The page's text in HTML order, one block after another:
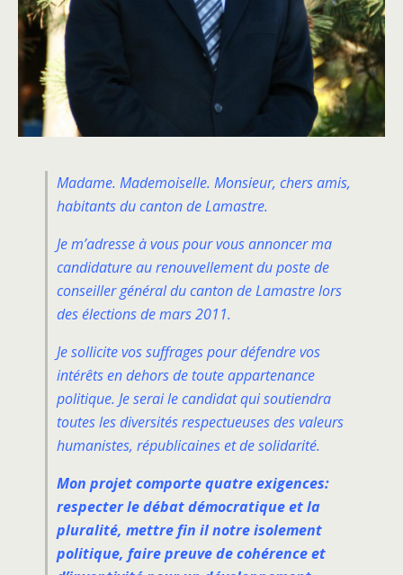
Madame. Mademoiselle. Monsieur, chers amis,
habitants du canton de Lamastre.
Je m’adresse à vous pour vous annoncer ma
candidature au renouvellement du poste de
conseiller général du canton de Lamastre lors
des élections de mars 2011.
Je sollicite vos suffrages pour défendre vos
intérêts en dehors de toute appartenance
politique. Je serai le candidat qui soutiendra
toutes les diversités respectueuses des valeurs
humanistes, républicaines et de solidarité.
Mon projet comporte quatre exigences:
respecter le débat démocratique et la
pluralité, mettre fin il notre isolement
politique, faire preuve de cohérence et